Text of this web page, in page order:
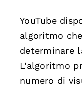
YouTube
algoritmo
determinare
L’algoritmo
numero di